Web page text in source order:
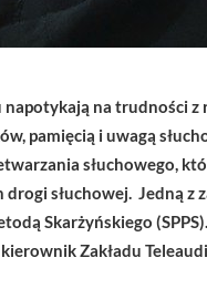
napotykają na trudności z
pamięcią i uwagą
słuchowego,
słuchowej. Jedną z
Skarżyńskiego
Zakładu